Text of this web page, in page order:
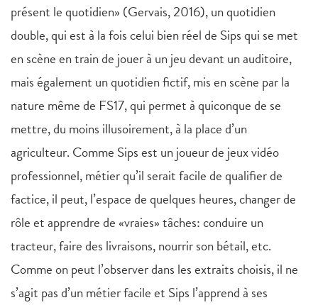
présent le quotidien» (Gervais, 2016), un quotidien
double, qui est à la fois celui bien réel de Sips qui se met
en scène en train de jouer à un jeu devant un auditoire,
mais également un quotidien fictif, mis en scène par la
nature même de FS17, qui permet à quiconque de se
mettre, du moins illusoirement, à la place d’un
agriculteur. Comme Sips est un joueur de jeux vidéo
professionnel, métier qu’il serait facile de qualifier de
factice, il peut, l’espace de quelques heures, changer de
rôle et apprendre de «vraies» tâches: conduire un
tracteur, faire des livraisons, nourrir son bétail, etc.
Comme on peut l’observer dans les extraits choisis, il ne
s’agit pas d’un métier facile et Sips l’apprend à ses